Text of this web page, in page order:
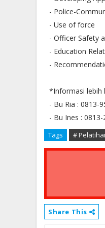
- Police-
- Use of force
- Officer Safety
- Education
-
*Informasi lebih
- Bu Ria : 0813-
- Bu Ines :
Tags #
Share This